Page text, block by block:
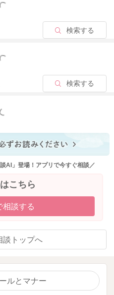
見る
検索する
見る
検索する
見る
AI」登場！アプリで今すぐ相談／
こちら
相談する
談トップへ
ルとマナー